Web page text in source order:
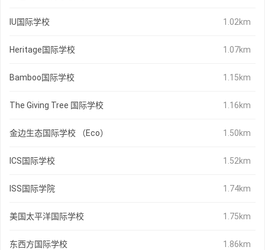
IU国际学校 1.02km
Heritage国际学校 1.07km
Bamboo国际学校 1.15km
The Giving Tree 国际学校 1.16km
金边生态国际学校 （Eco） 1.50km
ICS国际学校 1.52km
ISS国际学院 1.74km
美国太平洋国际学校 1.75km
东西方国际学校 1.86km